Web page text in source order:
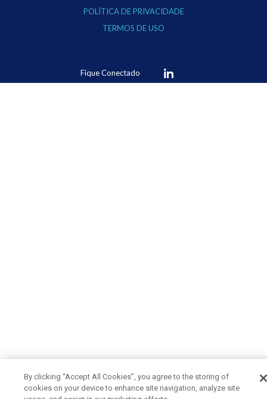
POLÍTICA DE PRIVACIDADE
TERMOS DE USO
Fique Conectado
By clicking “Accept All Cookies”, you agree to the storing of
cookies on your device to enhance site navigation, analyze site